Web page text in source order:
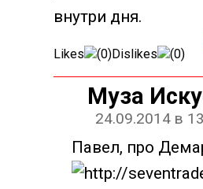
внутри дня.
Likes (0)Dislikes (0)
Муза
24.09.2014 в
Павел, про